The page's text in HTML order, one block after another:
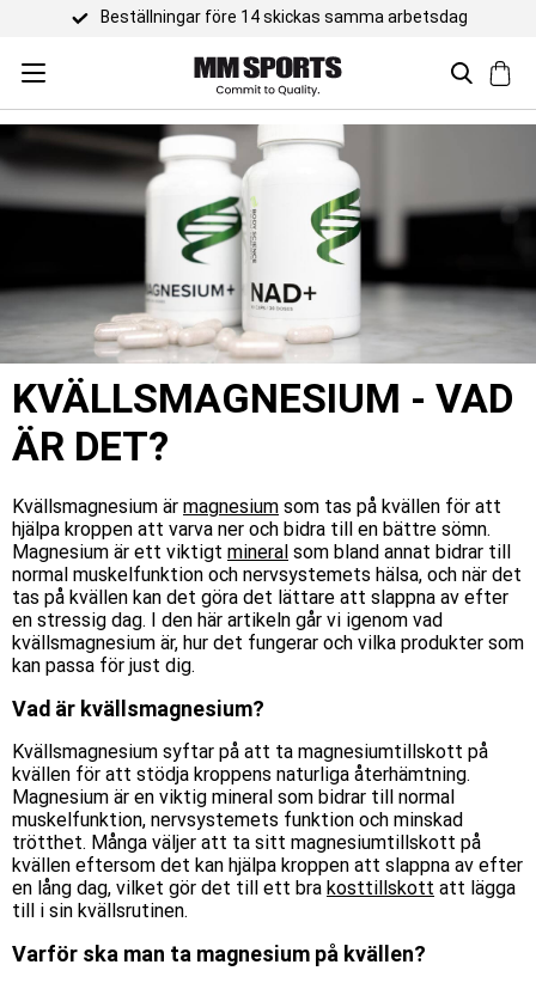
arbetsdag
KVÄLLSMAGNESIUM - VAD
ÄR DET?
Kvällsmagnesium är magnesium som tas på kvällen för att
hjälpa kroppen att varva ner och bidra till en bättre sömn.
Magnesium är ett viktigt mineral som bland annat bidrar till
normal muskelfunktion och nervsystemets hälsa, och när det
tas på kvällen kan det göra det lättare att slappna av efter
en stressig dag. I den här artikeln går vi igenom vad
kvällsmagnesium är, hur det fungerar och vilka produkter som
kan passa för just dig.
Vad är kvällsmagnesium?
Kvällsmagnesium syftar på att ta magnesiumtillskott på
kvällen för att stödja kroppens naturliga återhämtning.
Magnesium är en viktig mineral som bidrar till normal
muskelfunktion, nervsystemets funktion och minskad
trötthet. Många väljer att ta sitt magnesiumtillskott på
kvällen eftersom det kan hjälpa kroppen att slappna av efter
en lång dag, vilket gör det till ett bra kosttillskott att lägga
till i sin kvällsrutinen.
Varför ska man ta magnesium på kvällen?